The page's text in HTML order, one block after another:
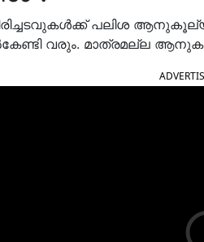
പലിശ ആനുകൂല്യം
വരും. മാത്രമല്ല